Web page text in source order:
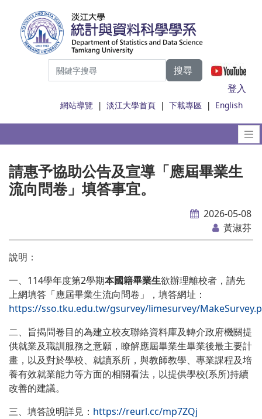
搜尋
登入
網站導覽 |淡江大學首頁 |下載專區 | English
請惠予協助公告及宣導「應屆畢業生
流向問卷」填答事宜。
2026-05-08
黃淑芬
說明：
一、114學年度第2學期本國籍畢業生欲辦理離校者，請先
上網填答「應屆畢業生流向問卷」，填答網址：
https://sso.tku.edu.tw/gsurvey/limesurvey/
二、旨揭問卷目的為建立校友聯絡資料庫及轉介政府機關提
供就業及職訓服務之意願，瞭解應屆畢業生畢業後最主要計
畫，以及對於學校、就讀系所，與教師教學、專業課程及培
養有效就業能力等方面的相關看法，以提供學校(系所)持續
改善的建議。
三、填答說明詳見： https://reurl.cc/mp7ZQj